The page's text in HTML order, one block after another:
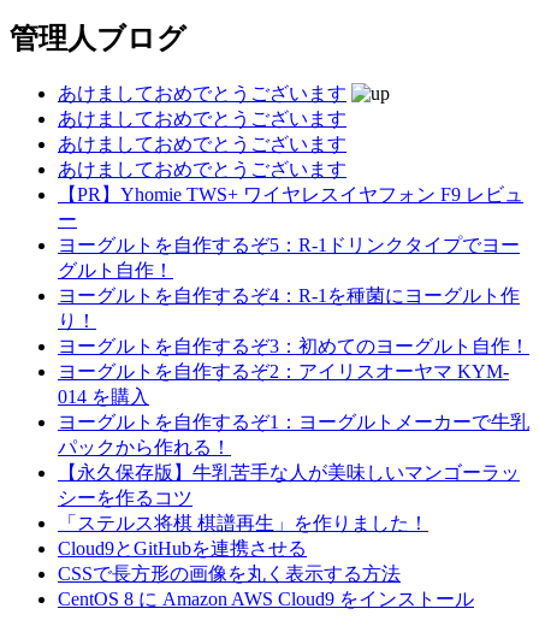
管理人ブログ
あけましておめでとうございます
あけましておめでとうございます
あけましておめでとうございます
あけましておめでとうございます
【PR】Yhomie TWS+ ワイヤレスイヤフォン F9 レビュ
ー
ヨーグルトを自作するぞ5：R-1ドリンクタイプでヨー
グルト自作！
ヨーグルトを自作するぞ4：R-1を種菌にヨーグルト作
り！
ヨーグルトを自作するぞ3：初めてのヨーグルト自作！
ヨーグルトを自作するぞ2：アイリスオーヤマ KYM-
014 を購入
ヨーグルトを自作するぞ1：ヨーグルトメーカーで牛乳
パックから作れる！
【永久保存版】牛乳苦手な人が美味しいマンゴーラッ
シーを作るコツ
「ステルス将棋 棋譜再生」を作りました！
Cloud9とGitHubを連携させる
CSSで長方形の画像を丸く表示する方法
CentOS 8 に Amazon AWS Cloud9 をインストール